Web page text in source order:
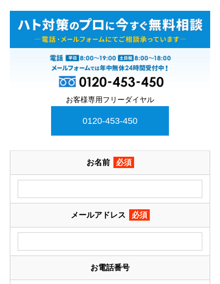
お客様専用フリーダイヤル
0120-453-450
お名前 必須
メールアドレス 必須
お電話番号